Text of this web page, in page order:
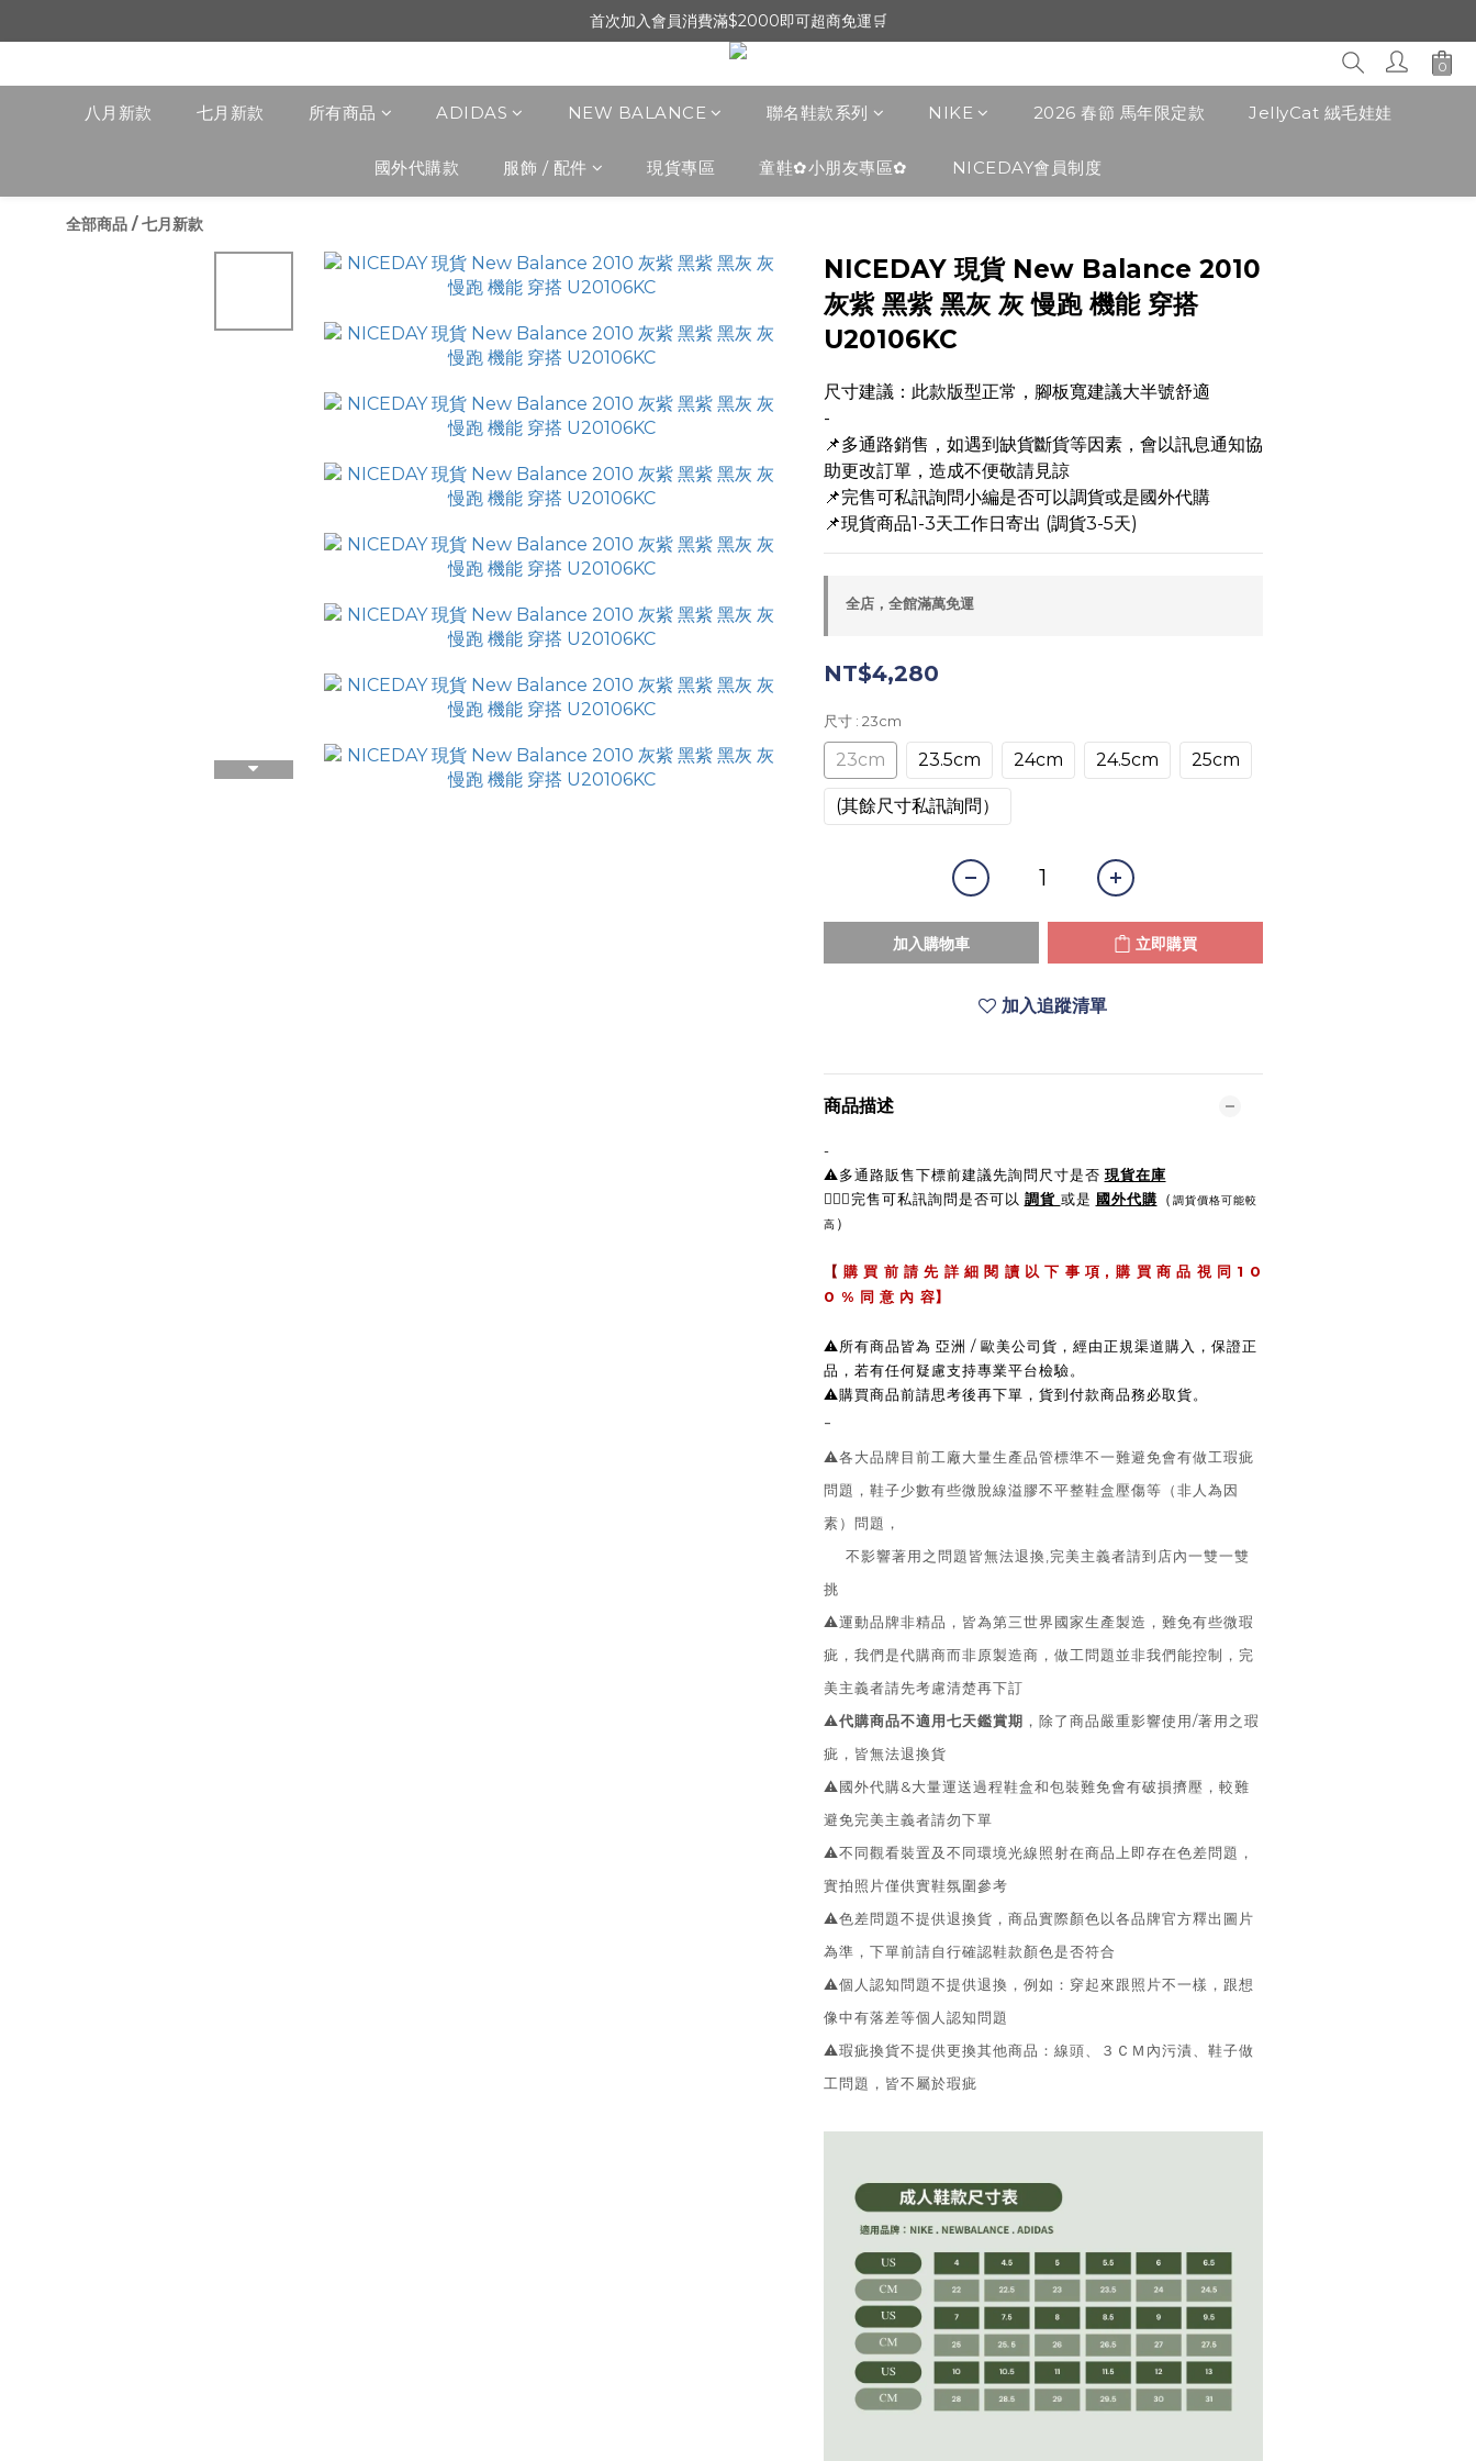
首次加入會員消費滿$2000即可超商免運🛒
八月新款 七月新款 所有商品 ADIDAS NEW BALANCE 聯名鞋款系列 NIKE 2026 春節 馬年限定款 JellyCat 絨毛娃娃
國外代購款 服飾 / 配件 現貨專區 童鞋✿小朋友專區✿ NICEDAY會員制度
全部商品 /七月新款
NICEDAY 現貨 New Balance 2010
灰紫 黑紫 黑灰 灰 慢跑 機能 穿搭
U20106KC
尺寸建議：此款版型正常，腳板寬建議大半號舒適
-
📌多通路銷售，如遇到缺貨斷貨等因素，會以訊息通知協
助更改訂單，造成不便敬請見諒
📌完售可私訊詢問小編是否可以調貨或是國外代購
📌現貨商品1-3天工作日寄出 (調貨3-5天)
全店，全館滿萬免運
NT$4,280
尺寸 : 23cm
23cm 23.5cm 24cm 24.5cm 25cm
(其餘尺寸私訊詢問）
加入購物車 立即購買
加入追蹤清單
商品描述
-
⚠️多通路販售下標前建議先詢問尺寸是否 現貨在庫
🙋🏼‍♀完售可私訊詢問是否可以 調貨 或是 國外代購 （ 調貨價格可能較
高 ）
【 購 買 前 請 先 詳 細 閱 讀 以 下 事 項 ,購 買 商 品 視 同 1 0
0 % 同 意 內 容】
⚠️所有商品皆為 亞洲 / 歐美公司貨，經由正規渠道購入，保證正
品，若有任何疑慮支持專業平台檢驗。
⚠️購買商品前請思考後再下單，貨到付款商品務必取貨。
-
⚠️各大品牌目前工廠大量生產品管標準不一難避免會有做工瑕疵
問題，鞋子少數有些微脫線溢膠不平整鞋盒壓傷等（非人為因
素）問題，
不影響著用之問題皆無法退換,完美主義者請到店內一雙一雙
挑
⚠️運動品牌非精品，皆為第三世界國家生產製造，難免有些微瑕
疵，我們是代購商而非原製造商，做工問題並非我們能控制，完
美主義者請先考慮清楚再下訂
⚠️代購商品不適用七天鑑賞期 ，除了商品嚴重影響使用/著用之瑕
疵，皆無法退換貨
⚠️國外代購&大量運送過程鞋盒和包裝難免會有破損擠壓，較難
避免完美主義者請勿下單
⚠️不同觀看裝置及不同環境光線照射在商品上即存在色差問題，
實拍照片僅供實鞋氛圍參考
⚠️色差問題不提供退換貨，商品實際顏色以各品牌官方釋出圖片
為準，下單前請自行確認鞋款顏色是否符合
⚠️個人認知問題不提供退換，例如：穿起來跟照片不一樣，跟想
像中有落差等個人認知問題
⚠️瑕疵換貨不提供更換其他商品：線頭、３ＣＭ內污漬、鞋子做
工問題，皆不屬於瑕疵